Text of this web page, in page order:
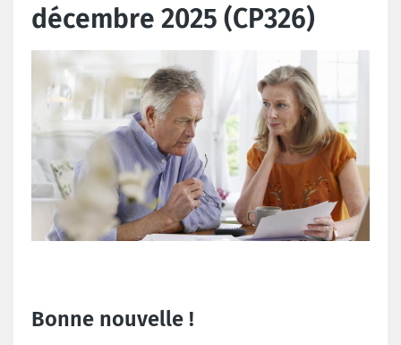
décembre 2025 (CP326)
Bonne nouvelle !